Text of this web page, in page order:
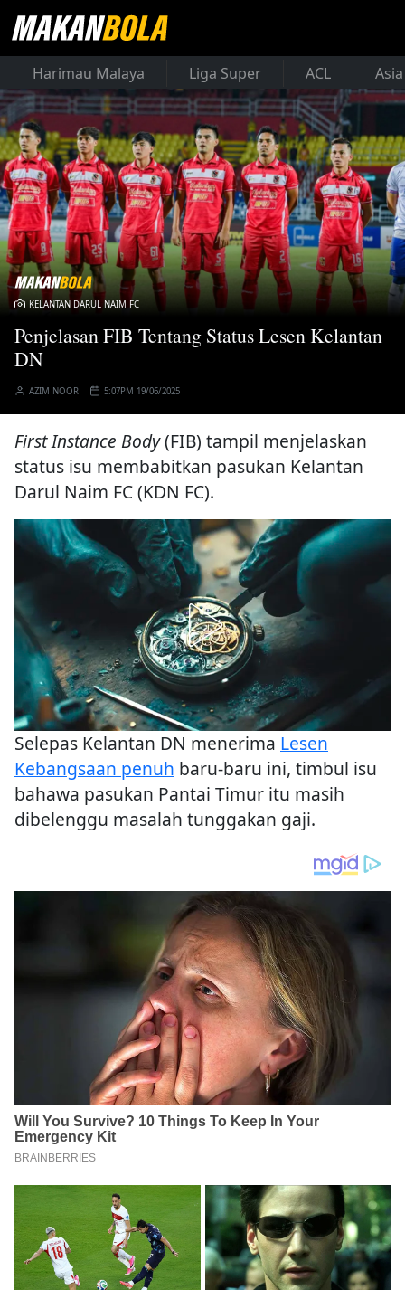
Harimau Malaya Liga Super ACL
KELANTAN DARUL NAIM FC
Penjelasan FIB Tentang Status Lesen Kelantan
DN
AZIM NOOR 5:07PM 19/06/2025
First Instance Body(FIB) tampil menjelaskan
status isu membabitkan pasukan Kelantan
Darul Naim FC (KDN FC).
Selepas Kelantan DN menerima Lesen
Kebangsaan penuh baru-baru ini, timbul isu
bahawa pasukan Pantai Timur itu masih
dibelenggu masalah tunggakan gaji.